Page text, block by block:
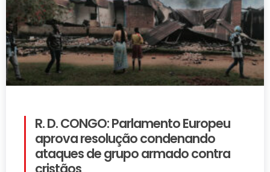
R. D. CONGO: Parlamento Europeu
aprova resolução condenando
ataques de grupo armado contra